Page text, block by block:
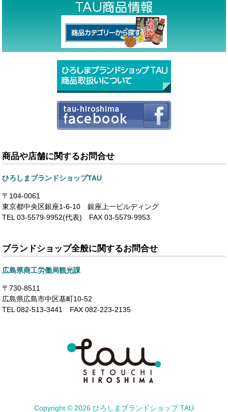
商品や店舗に関するお問合せ
ひろしまブランドショップTAU
〒104-0061
東京都中央区銀座1-6-10 銀座上一ビルディング
TEL 03-5579-9952(代表) FAX 03-5579-9953
ブランドショップ全般に関するお問合せ
広島県商工労働局観光課
〒730-8511
広島県広島市中区基町10-52
TEL 082-513-3441 FAX 082-223-2135
Copyright © 2026 ひろしまブランドショップ TAU